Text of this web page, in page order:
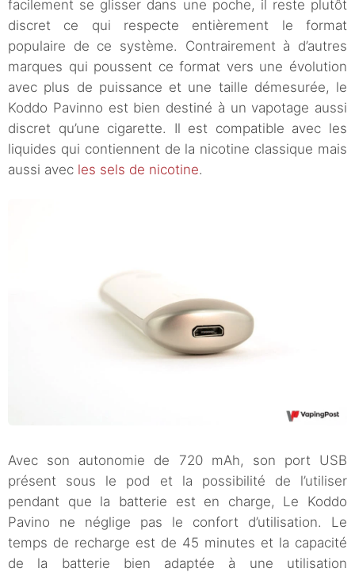
facilement se glisser dans une poche, il reste plutôt
discret ce qui respecte entièrement le format
populaire de ce système. Contrairement à d’autres
marques qui poussent ce format vers une évolution
avec plus de puissance et une taille démesurée, le
Koddo Pavinno est bien destiné à un vapotage aussi
discret qu’une cigarette. Il est compatible avec les
liquides qui contiennent de la nicotine classique mais
aussi avec les sels de nicotine.
Avec son autonomie de 720 mAh, son port USB
présent sous le pod et la possibilité de l’utiliser
pendant que la batterie est en charge, Le Koddo
Pavino ne néglige pas le confort d’utilisation. Le
temps de recharge est de 45 minutes et la capacité
de la batterie bien adaptée à une utilisation